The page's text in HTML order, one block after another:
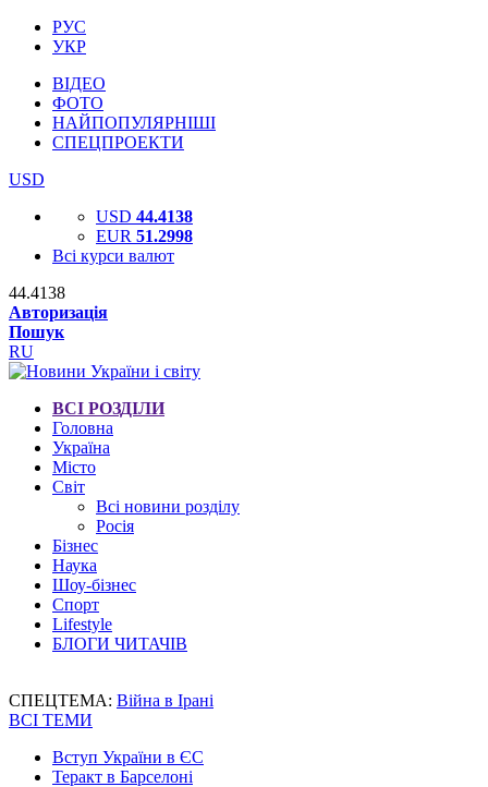
РУС
УКР
ВІДЕО
ФОТО
НАЙПОПУЛЯРНІШІ
СПЕЦПРОЕКТИ
USD
USD 44.4138
EUR 51.2998
Всі курси валют
44.4138
Авторизація
Пошук
RU
ВСІ РОЗДІЛИ
Головна
Україна
Місто
Світ
Всі новини розділу
Росія
Бізнес
Наука
Шоу-бізнес
Спорт
Lifestyle
БЛОГИ ЧИТАЧІВ
СПЕЦТЕМА: Війна в Ірані
ВСІ ТЕМИ
Вступ України в ЄС
Теракт в Барселоні